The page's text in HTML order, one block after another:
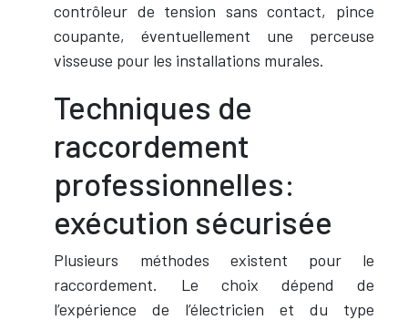
contrôleur de tension sans contact, pince
coupante, éventuellement une perceuse
visseuse pour les installations murales.
Techniques de
raccordement
professionnelles:
exécution sécurisée
Plusieurs méthodes existent pour le
raccordement. Le choix dépend de
l’expérience de l’électricien et du type